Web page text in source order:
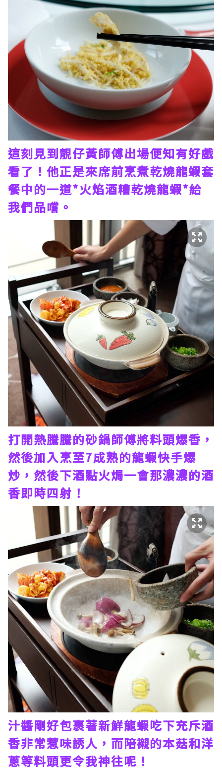
這刻見到靚仔黃師傅出場便知有好戲
看了！他正是來席前烹煮乾燒龍蝦套
餐中的一道*火焰酒糟乾燒龍蝦*給
我們品嚐。
打開熱騰騰的砂鍋師傅將料頭爆香，
然後加入烹至7成熟的龍蝦快手爆
炒，然後下酒點火焗一會那濃濃的酒
香即時四射！
汁醬剛好包裹著新鮮龍蝦吃下充斥酒
香非常惹味誘人，而陪襯的本菇和洋
蔥等料頭更令我神往呢！